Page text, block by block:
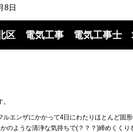
8日
区 電気工事 電気工事士
エンザにかかって4日にわたりほとんど固形
のような清浄な気持ちで(？？？)締めくくり